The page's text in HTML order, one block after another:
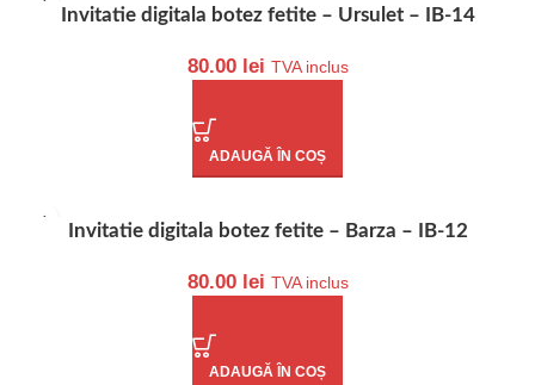
Invitatie digitala botez fetite – Ursulet – IB-14
80.00 lei TVA inclus
ADAUGĂ ÎN COȘ
Invitatie digitala botez fetite – Barza – IB-12
80.00 lei TVA inclus
ADAUGĂ ÎN COȘ